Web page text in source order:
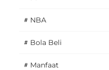
# NBA
# Bola Beli
# Manfaat